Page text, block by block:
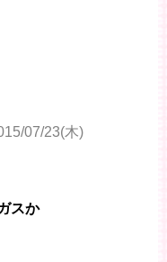
07/23(木)
スか